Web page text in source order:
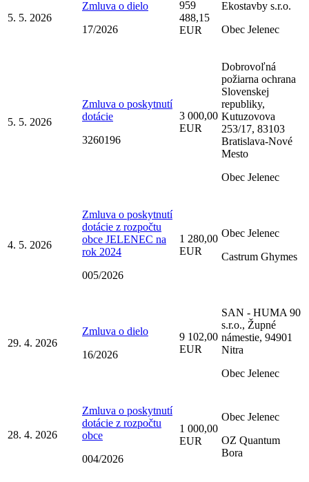
5. 5. 2026
Zmluva o dielo
17/2026
959
488,15
EUR
Ekostavby s.r.o.
Obec Jelenec
5. 5. 2026
Zmluva o poskytnutí
dotácie
3260196
3 000,00
EUR
Dobrovoľná
požiarna ochrana
Slovenskej
republiky,
Kutuzovova
253/17, 83103
Bratislava-Nové
Mesto
Obec Jelenec
4. 5. 2026
Zmluva o poskytnutí
dotácie z rozpočtu
obce JELENEC na
rok 2024
005/2026
1 280,00
EUR
Obec Jelenec
Castrum Ghymes
29. 4. 2026
Zmluva o dielo
16/2026
9 102,00
EUR
SAN - HUMA 90
s.r.o., Župné
námestie, 94901
Nitra
Obec Jelenec
28. 4. 2026
Zmluva o poskytnutí
dotácie z rozpočtu
obce
004/2026
1 000,00
EUR
Obec Jelenec
OZ Quantum
Bora